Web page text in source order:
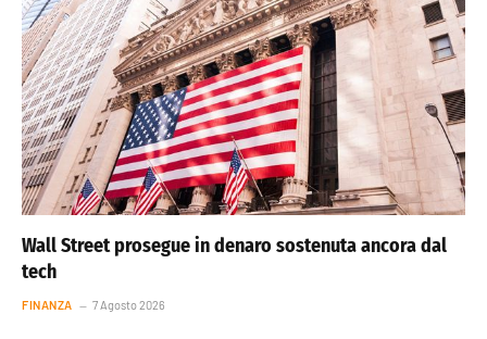
Wall Street prosegue in denaro sostenuta ancora dal
tech
FINANZA 7 Agosto 2026